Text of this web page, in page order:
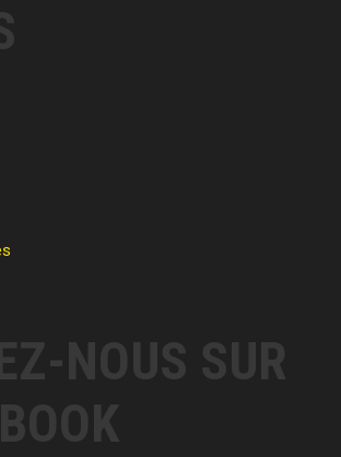
NOUS SUR